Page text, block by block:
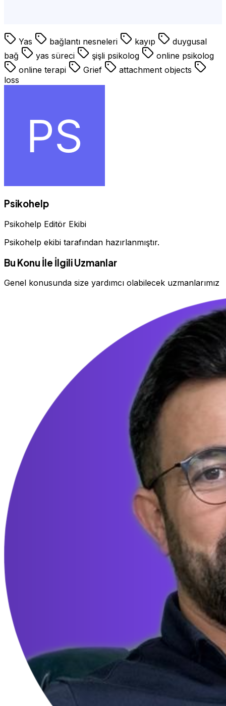
Yas bağlantı nesneleri kayıp
duygusal
bağ
yas süreci şişli psikolog
online psikolog
online terapi
Grief
attachment objects
loss
Psikohelp
Psikohelp Editör Ekibi
Psikohelp ekibi tarafından hazırlanmıştır.
Bu Konu İle İlgili Uzmanlar
Genel konusunda size yardımcı olabilecek uzmanlarımız